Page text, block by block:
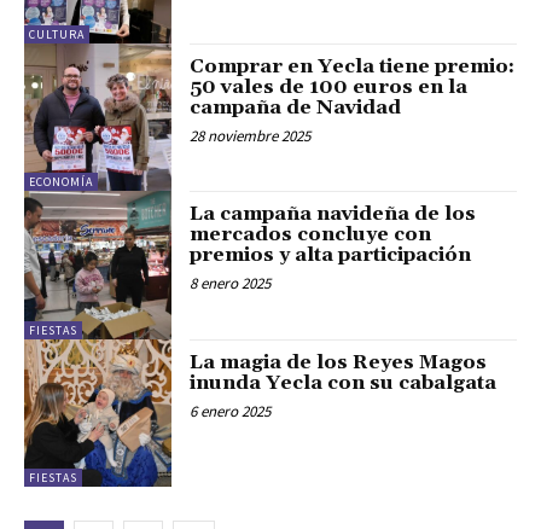
CULTURA
ECONOMÍA
Comprar en Yecla tiene premio:
50 vales de 100 euros en la
campaña de Navidad
28 noviembre 2025
FIESTAS
La campaña navideña de los
mercados concluye con
premios y alta participación
8 enero 2025
FIESTAS
La magia de los Reyes Magos
inunda Yecla con su cabalgata
6 enero 2025